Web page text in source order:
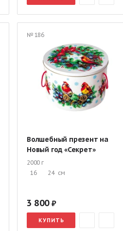
№ 186
Волшебный презент на
Новый год «Секрет»
2000 г
16
24 см
3 800
КУПИТЬ